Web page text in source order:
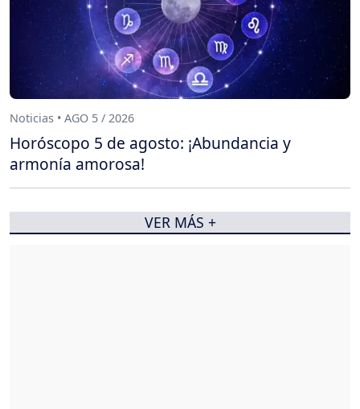
Noticias • AGO 5 / 2026
Horóscopo 5 de agosto: ¡Abundancia y
armonía amorosa!
VER MÁS +